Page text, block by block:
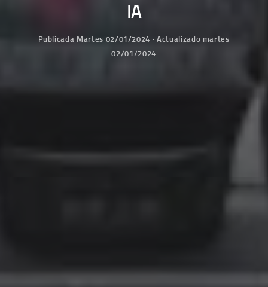
IA
Publicada Martes 02/01/2024 · Actualizado martes
02/01/2024